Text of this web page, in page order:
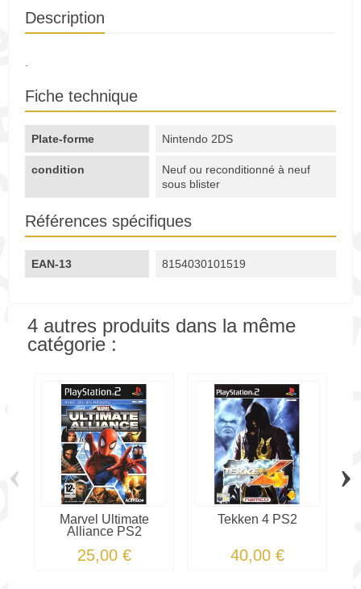
Description
.
Fiche technique
Plate-forme Nintendo 2DS
condition
Neuf ou reconditionné à neuf
sous blister
Références spécifiques
EAN-13 8154030101519
4 autres produits dans la même
catégorie :
Marvel Ultimate
Alliance PS2
25,00 €
Tekken 4 PS2
40,00 €
‹ ›